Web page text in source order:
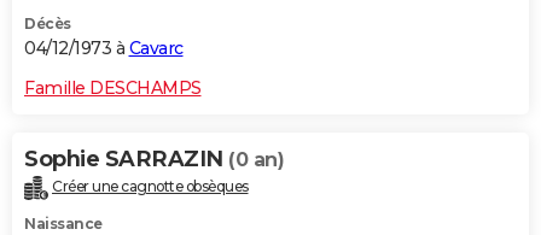
Décès
04/12/1973 à Cavarc
Famille DESCHAMPS
Sophie SARRAZIN (0 an)
Créer une cagnotte obsèques
Naissance